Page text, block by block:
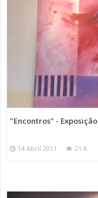
"Encontros" - Exposição
14 Abril 2011 21 K